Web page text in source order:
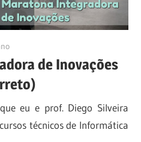
de Inovações
eu e prof. Diego Silveira
técnicos de Informática